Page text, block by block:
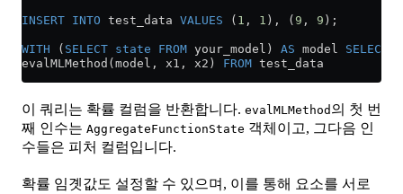
INSERT INTO test_data VALUES ( 1 , 1 ), ( 9 , 9 );
WITH ( SELECT state FROM your_model) AS model SELECT
evalMLMethod(model, x1, x2) FROM test_data
이 쿼리는 확률 컬럼을 반환합니다. evalMLMethod 의 첫 번
째 인수는 AggregateFunctionState 객체이고, 그다음 인
수들은 피처 컬럼입니다.
확률 임곗값도 설정할 수 있으며, 이를 통해 요소를 서로